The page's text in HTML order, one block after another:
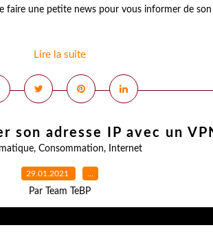
une petite news pour vous informer de son
Lire la suite
son adresse IP avec un
, Consommation, Internet
29.01.2021 …
Par Team TeBP